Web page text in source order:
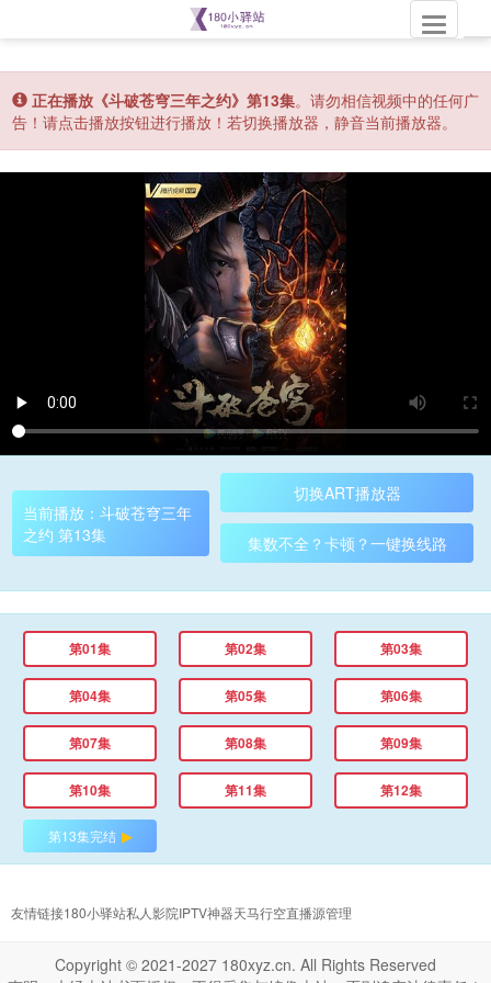
Toggle
正在播放《斗破苍穹三年之约》第13集。请勿相信视频中的任何广
告！请点击播放按钮进行播放！若切换播放器，静音当前播放器。
当前播放：斗破苍穹三年
之约 第13集
切换ART播放器
集数不全？卡顿？一键换线路
第01集 第02集 第03集
第04集 第05集 第06集
第07集 第08集 第09集
第10集 第11集 第12集
第13集完结
友情链接180小驿站私人影院IPTV神器天马行空直播源管理
Copyright © 2021-2027 180xyz.cn. All Rights Reserved